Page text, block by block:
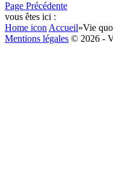
Page Précédente
vous êtes ici :
Home icon Accueil»Vie
Mentions légales © 2026 -